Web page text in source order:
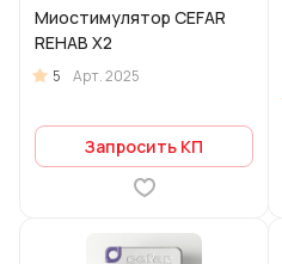
Миостимулятор CEFAR
REHAB X2
5 Арт.2025
Запросить КП